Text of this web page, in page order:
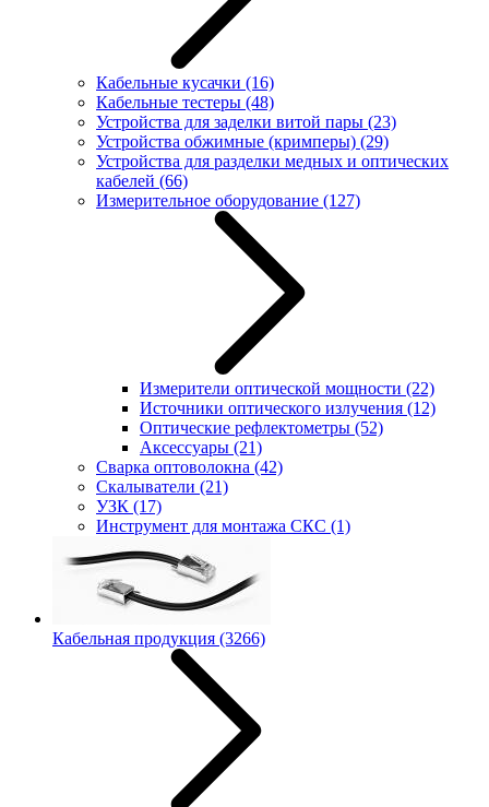
Кабельные кусачки (16)
Кабельные тестеры (48)
Устройства для заделки витой пары (23)
Устройства обжимные (кримперы) (29)
Устройства для разделки медных и оптических
кабелей (66)
Измерительное оборудование (127)
Измерители оптической мощности (22)
Источники оптического излучения (12)
Оптические рефлектометры (52)
Аксессуары (21)
Сварка оптоволокна (42)
Скалыватели (21)
УЗК (17)
Инструмент для монтажа СКС (1)
Кабельная продукция (3266)